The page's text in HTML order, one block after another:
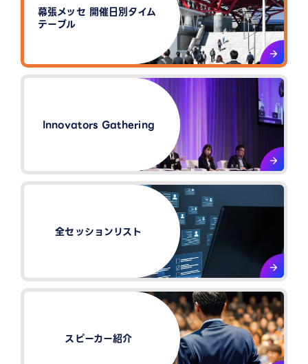
幕張メッセ 開催日別タイム
テーブル
Innovators Gathering​
全セッションリスト
スピーカー紹介​